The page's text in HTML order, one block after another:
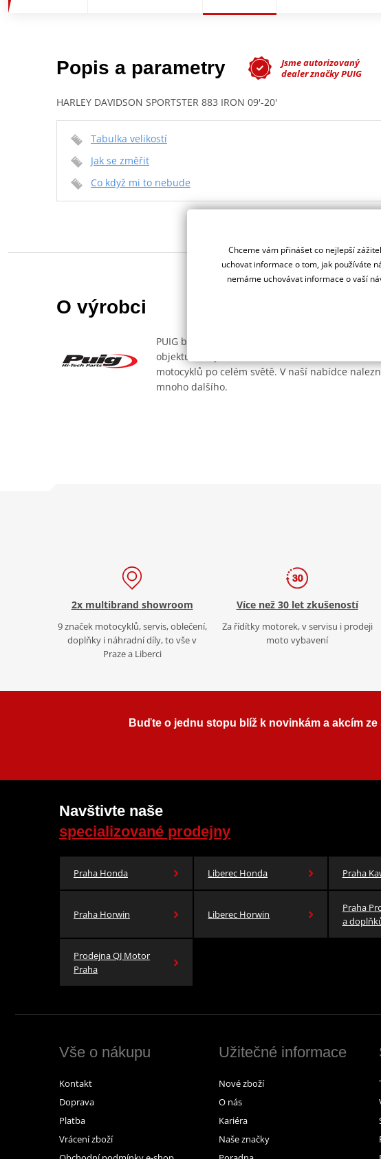
Popis a parametry
Jsme autorizovaný
dealer značky PUIG
HARLEY DAVIDSON SPORTSTER 883 IRON 09'-20'
Tabulka velikostí
Jak se změřit
Co když mi to nebude
O výrobci
PUIG byl založen v roce 1964 ve Španělsku.
objektu, který se dělí na 3 části: komerční,
motocyklů po celém světě. V naší nabídce
mnoho dalšího.
2x multibrand showroom
9 značek motocyklů, servis, oblečení,
doplňky i náhradní díly, to vše v
Praze a Liberci
Více než 30 let zkušeností
Za řídítky motorek, v servisu i prodeji
moto vybavení
Buďte o jednu stopu blíž k novinkám a akcím
Navštivte naše
specializované prodejny
Praha Honda Liberec Honda Praha
Praha Horwin Liberec Horwin
Praha
a
Prodejna QJ Motor
Praha
Vše o nákupu
Kontakt
Doprava
Platba
Vrácení zboží
Užitečné informace
Nové zboží
O nás
Kariéra
Naše značky
Chceme vám přinášet co nejlepší
uchovat informace o tom, jak používáte
nemáme uchovávat informace o vaší